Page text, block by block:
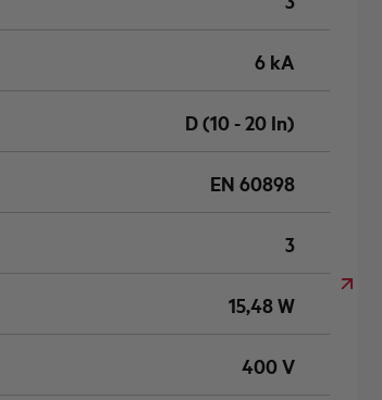
6 kA
D (10 - 20 In)
EN 60898
3
15,48 W
400 V